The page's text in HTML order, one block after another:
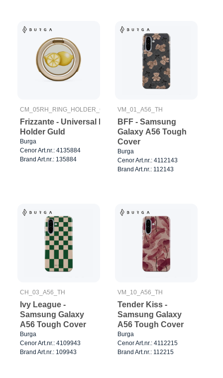
CM_05RH_RING_HOLDER_GOLD
Frizzante - Universal Ring
Holder Guld
Burga
Cenor Art.nr.: 4135884
Brand Art.nr.: 135884
VM_01_A56_TH
BFF - Samsung
Galaxy A56 Tough
Cover
Burga
Cenor Art.nr.: 4112143
Brand Art.nr.: 112143
CH_03_A56_TH
Ivy League -
Samsung Galaxy
A56 Tough Cover
Burga
Cenor Art.nr.: 4109943
Brand Art.nr.: 109943
VM_10_A56_TH
Tender Kiss -
Samsung Galaxy
A56 Tough Cover
Burga
Cenor Art.nr.: 4112215
Brand Art.nr.: 112215